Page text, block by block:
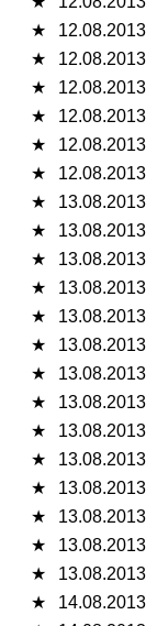
★
12.08.2013
★
12.08.2013
★
12.08.2013
★
12.08.2013
★
12.08.2013
★
12.08.2013
★
13.08.2013
★
13.08.2013
★
13.08.2013
★
13.08.2013
★
13.08.2013
★
13.08.2013
★
13.08.2013
★
13.08.2013
★
13.08.2013
★
13.08.2013
★
13.08.2013
★
13.08.2013
★
13.08.2013
★
13.08.2013
★
14.08.2013